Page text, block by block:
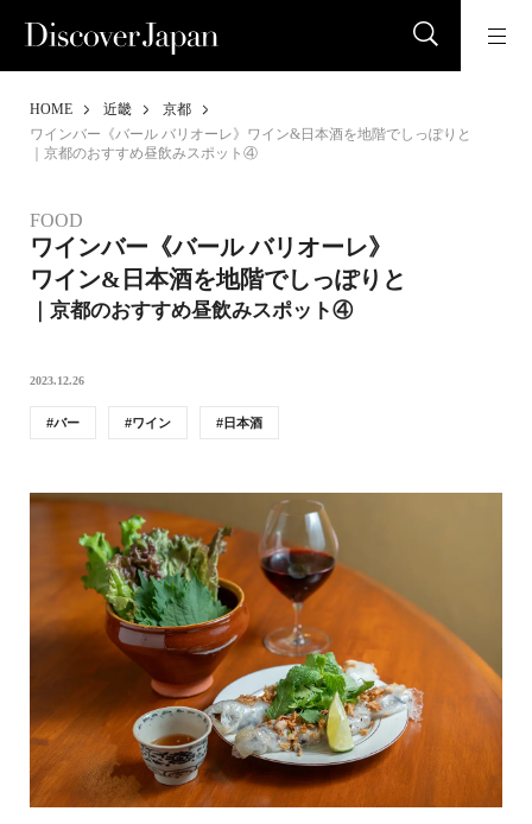
HOME 近畿
京都
ワインバー《バール バリオーレ》ワイン&日本酒を地階でしっぽりと
｜京都のおすすめ昼飲みスポット④
FOOD
ワインバー《バール バリオーレ》
ワイン&日本酒を地階でしっぽりと
｜京都のおすすめ昼飲みスポット④
2023.12.26
バー ワイン 日本酒